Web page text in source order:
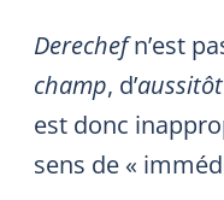
Derechefn’est
champ, d’aussitôt
est donc
sens de «